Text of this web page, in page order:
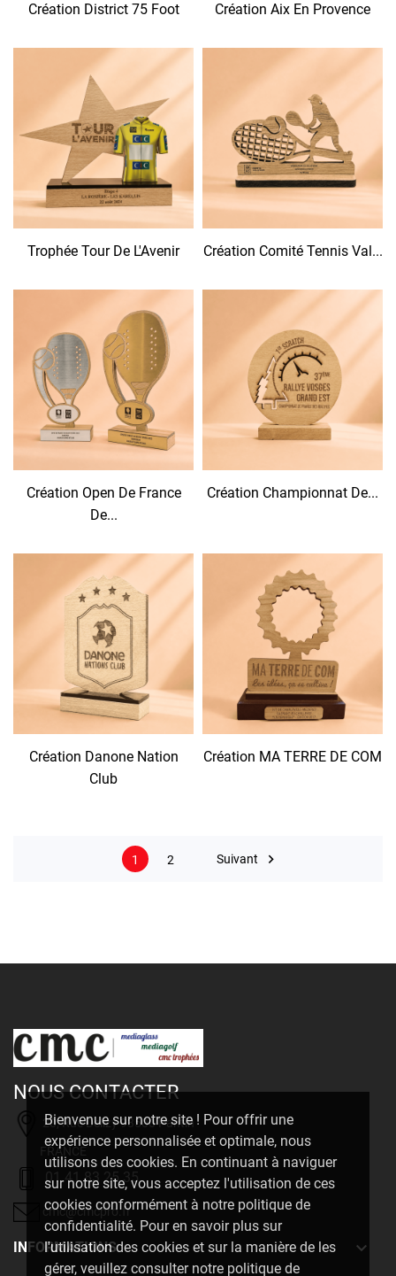
Bienvenue sur notre site ! Pour offrir une
expérience personnalisée et optimale, nous
utilisons des cookies. En continuant à naviguer
sur notre site, vous acceptez l'utilisation de ces
cookies conformément à notre politique de
confidentialité. Pour en savoir plus sur
l'utilisation des cookies et sur la manière de les
gérer, veuillez consulter notre politique de
Création District 75 Foot Création Aix En Provence
Trophée Tour De L'Avenir Création Comité Tennis Val...
Création Open De France
De...
Création Championnat De...
Création Danone Nation
Club
Création MA TERRE DE COM
1 2 Suivant 
NOUS CONTACTER
20, Rue Delizy 93500 Pantin
FRANCE
01 41 83 25 35
cmc@cmcpro.fr
INFORMATIONS 